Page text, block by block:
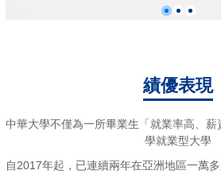
績優表現
中華大學不僅為一所畢業生「就業率高、
學就業型大學
自2017年起，已連續兩年在亞洲地區一萬